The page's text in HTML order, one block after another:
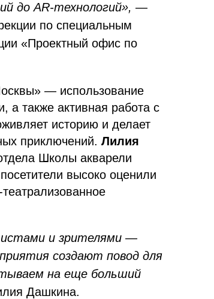
до AR-технологий», —
по специальным
«Проектный офис по
— использование
а также активная работа с
историю и делает
приключений. Лилия
Школы акварели
высоко оценили
и зрителями —
создают повод для
на еще больший
Дашкина.